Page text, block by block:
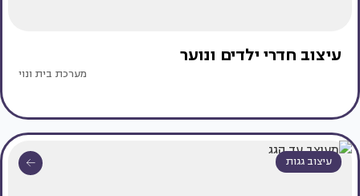
עיצוב חדרי ילדים ונוער
מערכת בית ונוי
עיצוב גגות